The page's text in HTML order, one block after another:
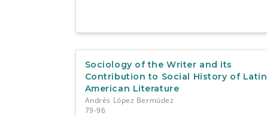
Sociology of the Writer and its
Contribution to Social History of Latin
American Literature
Andrés López Bermúdez
79-96